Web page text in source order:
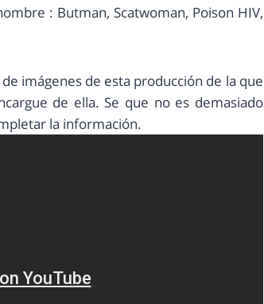
: Butman, Scatwoman, Poison HIV,
imágenes de esta producción de la que
de ella. Se que no es demasiado
la información.